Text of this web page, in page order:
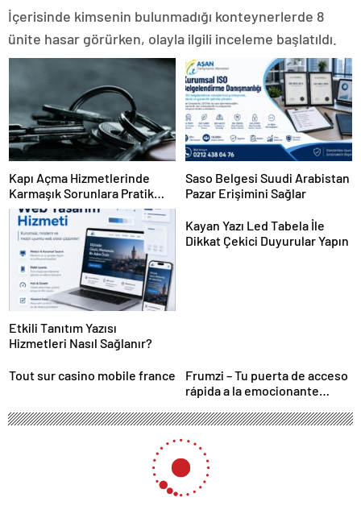
İçerisinde kimsenin bulunmadığı konteynerlerde 8
ünite hasar görürken, olayla ilgili inceleme başlatıldı.
Kapı Açma Hizmetlerinde
Karmaşık Sorunlara Pratik
Çözümler
Saso Belgesi Suudi Arabistan
Pazar Erişimini Sağlar
Etkili Tanıtım Yazısı
Hizmetleri Nasıl Sağlanır?
Kayan Yazı Led Tabela İle
Dikkat Çekici Duyurular Yapın
Tout sur casino mobile france
Frumzi – Tu puerta de acceso
rápida a la emocionante